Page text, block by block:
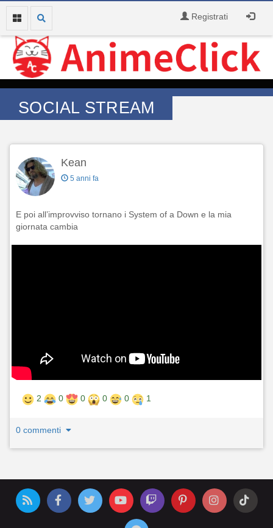
Registrati
SOCIAL STREAM
Kean
5 anni fa
E poi all’improvviso tornano i System of a Down e la mia
giornata cambia
2 0 0 0 0 1
0 commenti